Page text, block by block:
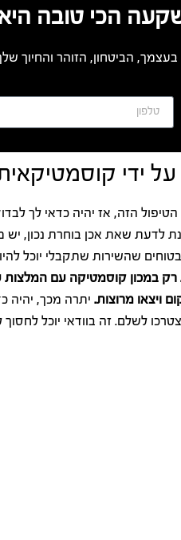
הכי טובה
הביטחון, הזוהר והחיוך
ידי
הזה, אז יהיה כדאי לך
לדעת שאת אכן בוחרת נכון, יש
שהשירות שתקבלי יוכל
במכון קוסמטיקה עם המלצות
ויצאו מרוצות. יתרה מכך, יהיה
לשלם. זה בוודאי יוכל